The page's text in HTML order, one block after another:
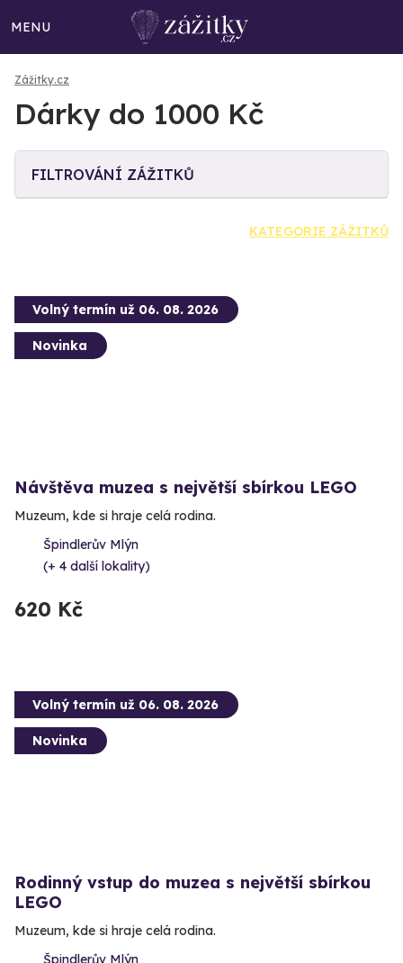
MENU
Zážitky.cz
Dárky do 1000 Kč
FILTROVÁNÍ ZÁŽITKŮ
KATEGORIE ZÁŽITKŮ
Volný termín už 06. 08. 2026
Novinka
Návštěva muzea s největší sbírkou LEGO
Muzeum, kde si hraje celá rodina.
Špindlerův Mlýn
(+ 4 další lokality)
620 Kč
Volný termín už 06. 08. 2026
Novinka
Rodinný vstup do muzea s největší sbírkou
LEGO
Muzeum, kde si hraje celá rodina.
Špindlerův Mlýn